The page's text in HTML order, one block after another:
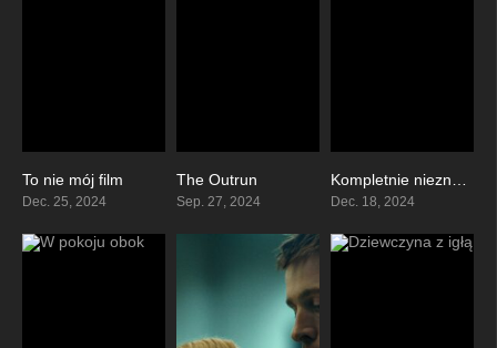
To nie mój film
Dec. 25, 2024
The Outrun
Sep. 27, 2024
0
Kompletnie nieznany
Dec. 18, 2024